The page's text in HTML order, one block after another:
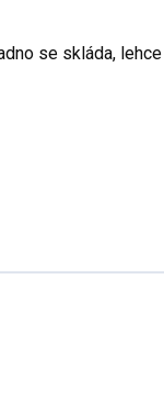
se skláda,